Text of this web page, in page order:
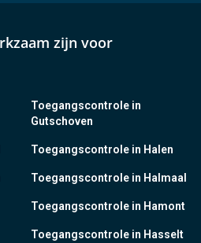
zijn voor
Toegangscontrole in
Gutschoven
Toegangscontrole in Halen
Toegangscontrole in Halmaal
Toegangscontrole in Hamont
Toegangscontrole in Hasselt